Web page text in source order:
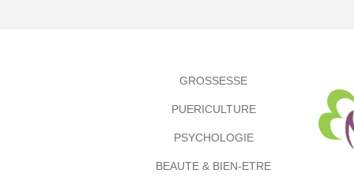
GROSSESSE
PUERICULTURE
PSYCHOLOGIE
BEAUTE & BIEN-ETRE